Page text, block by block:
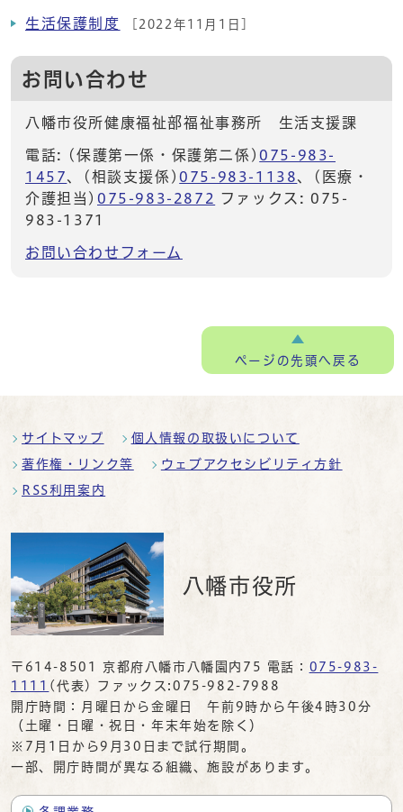
生活保護制度 [2022年11月1日]
お問い合わせ
八幡市役所健康福祉部福祉事務所 生活支援課
電話: (保護第一係・保護第二係) 075-983-
1457、(相談支援係) 075-983-1138、(医療・
介護担当) 075-983-2872 ファックス: 075-
983-1371
お問い合わせフォーム
ページの先頭へ戻る
サイトマップ 個人情報の取扱いについて
著作権・リンク等 ウェブアクセシビリティ方針
RSS利用案内
八幡市役所
〒614-8501 京都府八幡市八幡園内75 電話： 075-983-
1111 (代表) ファックス:075-982-7988
開庁時間：月曜日から金曜日 午前9時から午後4時30分
（土曜・日曜・祝日・年末年始を除く）
※7月1日から9月30日まで試行期間。
一部、開庁時間が異なる組織、施設があります。